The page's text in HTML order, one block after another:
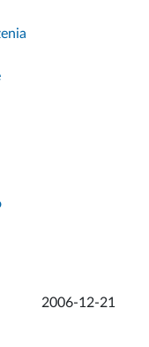
2006-12-21